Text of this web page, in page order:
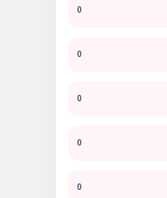
0
0
0
0
0